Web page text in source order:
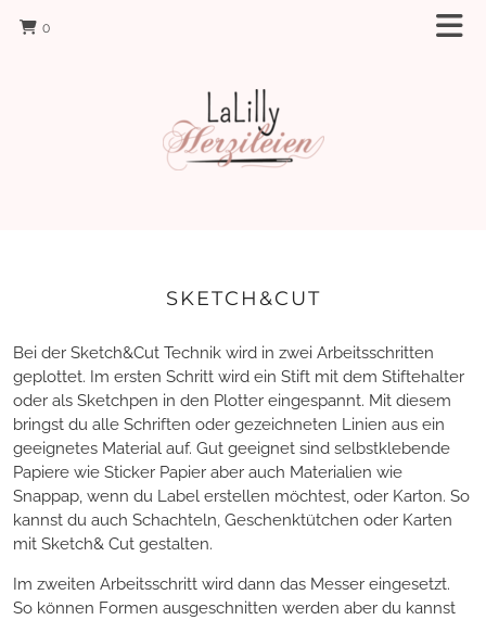
0
SKETCH&CUT
Bei der Sketch&Cut Technik wird in zwei Arbeitsschritten
geplottet. Im ersten Schritt wird ein Stift mit dem Stiftehalter
oder als Sketchpen in den Plotter eingespannt. Mit diesem
bringst du alle Schriften oder gezeichneten Linien aus ein
geeignetes Material auf. Gut geeignet sind selbstklebende
Papiere wie Sticker Papier aber auch Materialien wie
Snappap, wenn du Label erstellen möchtest, oder Karton. So
kannst du auch Schachteln, Geschenktütchen oder Karten
mit Sketch& Cut gestalten.
Im zweiten Arbeitsschritt wird dann das Messer eingesetzt.
So können Formen ausgeschnitten werden aber du kannst